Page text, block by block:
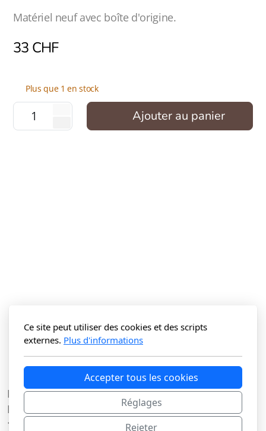
Matériel neuf avec boîte d'origine.
33 CHF
Plus que 1 en stock
Ajouter au panier
La Vitrine du N Sàrl
Route du Lac 3C
1427 Bonvillars
Ce site peut utiliser des cookies et des scripts
externes. Plus d'informations
Accepter tous les cookies
Réglages
Rejeter